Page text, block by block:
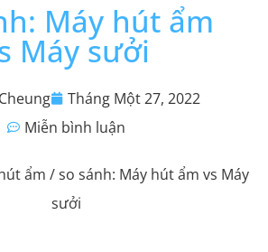
Máy hút ẩm
Máy sưởi
Tháng Một 27, 2022
Miễn bình luận
ẩm / so sánh: Máy hút ẩm vs Máy
sưởi